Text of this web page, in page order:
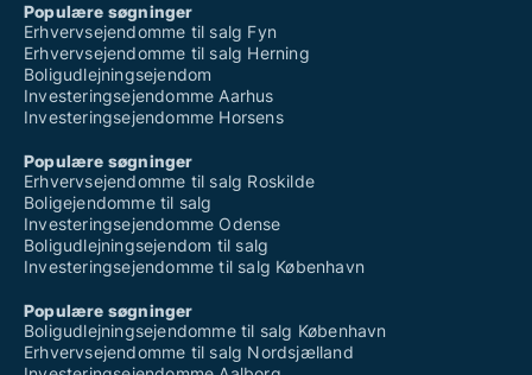
Populære søgninger
Erhvervsejendomme til salg Fyn
Erhvervsejendomme til salg Herning
Boligudlejningsejendom
Investeringsejendomme Aarhus
Investeringsejendomme Horsens
Populære søgninger
Erhvervsejendomme til salg Roskilde
Boligejendomme til salg
Investeringsejendomme Odense
Boligudlejningsejendom til salg
Investeringsejendomme til salg København
Populære søgninger
Boligudlejningsejendomme til salg København
Erhvervsejendomme til salg Nordsjælland